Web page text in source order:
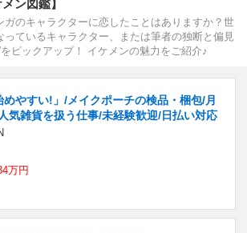
ン図鑑】
ガのキャラクターに恋したことはありますか？世
っているキャラクター、または筆者の独断と偏見
をピックアップ！ イケメンの魅力をご紹介♪
めやすい!」/メイクポーチの検品・梱包/月
気雑貨を扱う仕事/未経験歓迎/日払い対応
万円